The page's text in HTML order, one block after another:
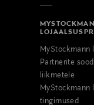
MyStockmann
Partnerite
liikmetele
MyStockmann
tingimused